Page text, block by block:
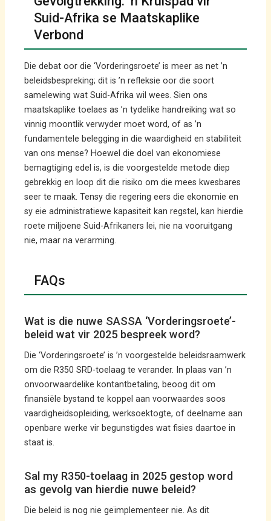
Suid-Afrika se Maatskaplike
Verbond
Die debat oor die ‘Vorderingsroete’ is meer as net ’n
beleidsbespreking; dit is ’n refleksie oor die soort
samelewing wat Suid-Afrika wil wees. Sien ons
maatskaplike toelaes as ’n tydelike handreiking wat so
vinnig moontlik verwyder moet word, of as ’n
fundamentele belegging in die waardigheid en stabiliteit
van ons mense? Hoewel die doel van ekonomiese
bemagtiging edel is, is die voorgestelde metode diep
gebrekkig en loop dit die risiko om die mees kwesbares
seer te maak. Tensy die regering eers die ekonomie en
sy eie administratiewe kapasiteit kan regstel, kan hierdie
roete miljoene Suid-Afrikaners lei, nie na vooruitgang
nie, maar na verarming.
FAQs
Wat is die nuwe SASSA ‘Vorderingsroete’-
beleid wat vir 2025 bespreek word?
Die ‘Vorderingsroete’ is ’n voorgestelde beleidsraamwerk
om die R350 SRD-toelaag te verander. In plaas van ’n
onvoorwaardelike kontantbetaling, beoog dit om
finansiële bystand te koppel aan voorwaardes soos
vaardigheidsopleiding, werksoektogte, of deelname aan
openbare werke vir begunstigdes wat fisies daartoe in
staat is.
Sal my R350-toelaag in 2025 gestop word
as gevolg van hierdie nuwe beleid?
Die beleid is nog nie geïmplementeer nie. As dit